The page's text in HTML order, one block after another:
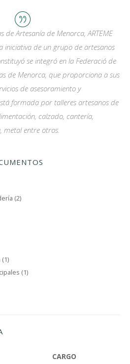
de Artesanía de Menorca, ARTEME
iniciativa de un grupo de artesanos
se integró en la Federació de
de Menorca, que proporciona a sus
de asesoramiento y
formada por talleres artesanos de
calzado, cantería,
metal entre otros.
(2)
(1)
CARGO